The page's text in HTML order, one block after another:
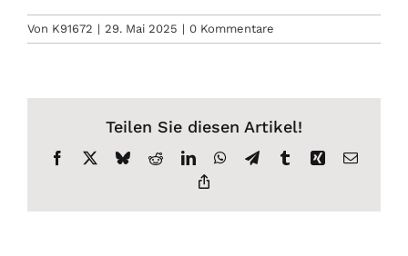
Von K91672 | 29. Mai 2025 | 0 Kommentare
Teilen Sie diesen Artikel!
Facebook BlueskyRedditLinkedInWhatsApp
TelegramTumblrXing E-